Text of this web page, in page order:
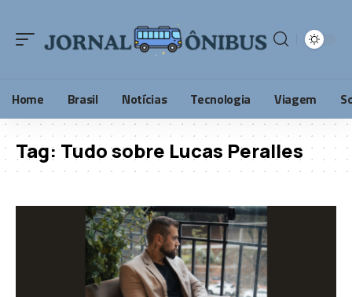
Home Brasil Notícias Tecnologia Viagem
Tag: Tudo sobre Lucas Peralles